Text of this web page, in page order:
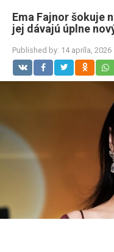
Ema Fajnor šokuje
jej dávajú úplne
Published by: 14 apríla, 2026